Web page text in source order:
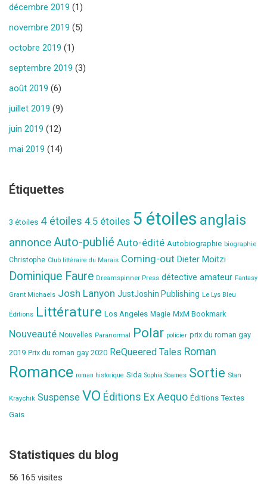
décembre 2019 (1)
novembre 2019 (5)
octobre 2019 (1)
septembre 2019 (3)
août 2019 (6)
juillet 2019 (9)
juin 2019 (12)
mai 2019 (14)
Étiquettes
3 étoiles 4 étoiles 4.5 étoiles 5 étoiles anglais
annonceAuto-publié Auto-édité Autobiographie biographie
Christophe Club littéraire du Marais Coming-out Dieter Moitzi
Dominique Faure Dreamspinner Press détective amateur Fantasy
Grant Michaels Josh Lanyon JustJoshin Publishing Le Lys Bleu
Éditions Littérature Los Angeles Magie MxM Bookmark
Nouveauté Nouvelles Paranormal Polar policier prix du roman gay
2019 Prix du roman gay 2020 ReQueered Tales Roman
Romance roman historique Sida Sophia Soames Sortie Stan
Kraychik Suspense VO Éditions Ex Aequo Éditions Textes
Gais
Statistiques du blog
56 165 visites